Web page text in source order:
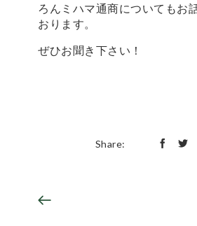
ろんミハマ通商についてもお
おります。
ぜひお聞き下さい！
Share: